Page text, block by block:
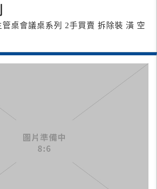
桌會議桌系列 2手買賣 拆除裝 潢 空